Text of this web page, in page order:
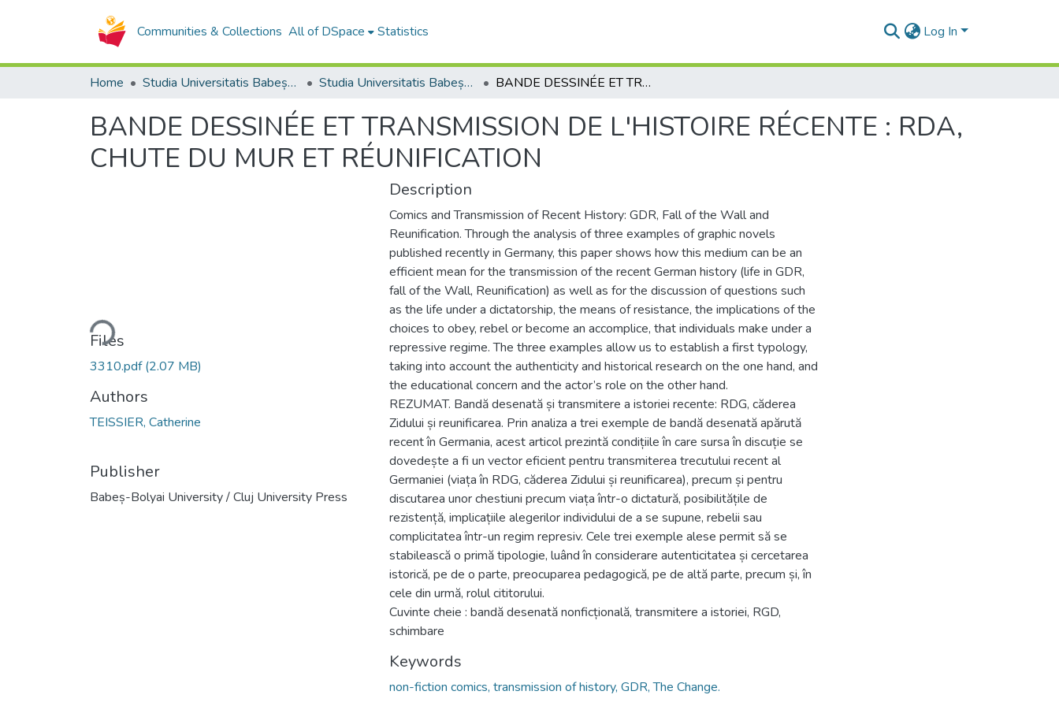
Communities & Collections All of DSpace Statistics Log In
Home Studia Universitatis Babeș-Bolyai Collection Studia Universitatis Babeș-Bolyai Philologia BANDE DESSINÉE ET TRANSMISSION DE L'HISTOIRE RÉCENTE : RDA, CHUTE DU MUR ET RÉUNIFICATION
BANDE DESSINÉE ET TRANSMISSION DE L'HISTOIRE RÉCENTE : RDA,
CHUTE DU MUR ET RÉUNIFICATION
Loading...
Files
3310.pdf(2.07 MB)
Authors
TEISSIER, Catherine
Publisher
Babeș-Bolyai University / Cluj University Press
Description
Comics and Transmission of Recent History: GDR, Fall of the Wall and
Reunification. Through the analysis of three examples of graphic novels
published recently in Germany, this paper shows how this medium can be an
efficient mean for the transmission of the recent German history (life in GDR,
fall of the Wall, Reunification) as well as for the discussion of questions such
as the life under a dictatorship, the means of resistance, the implications of the
choices to obey, rebel or become an accomplice, that individuals make under a
repressive regime. The three examples allow us to establish a first typology,
taking into account the authenticity and historical research on the one hand, and
the educational concern and the actor’s role on the other hand.
REZUMAT. Bandă desenată și transmitere a istoriei recente: RDG, căderea
Zidului și reunificarea. Prin analiza a trei exemple de bandă desenată apărută
recent în Germania, acest articol prezintă condițiile în care sursa în discuție se
dovedește a fi un vector eficient pentru transmiterea trecutului recent al
Germaniei (viața în RDG, căderea Zidului și reunificarea), precum și pentru
discutarea unor chestiuni precum viața într-o dictatură, posibilitățile de
rezistență, implicațiile alegerilor individului de a se supune, rebelii sau
complicitatea într-un regim represiv. Cele trei exemple alese permit să se
stabilească o primă tipologie, luând în considerare autenticitatea și cercetarea
istorică, pe de o parte, preocuparea pedagogică, pe de altă parte, precum și, în
cele din urmă, rolul cititorului.
Cuvinte cheie : bandă desenată nonficțională, transmitere a istoriei, RGD,
schimbare
Keywords
non-fiction comics, transmission of history, GDR, The Change.